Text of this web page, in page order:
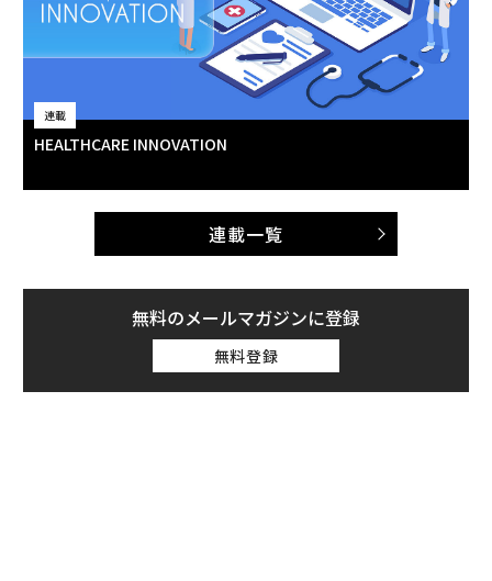
連載
HEALTHCARE INNOVATION
連載一覧
無料のメールマガジンに登録
無料登録